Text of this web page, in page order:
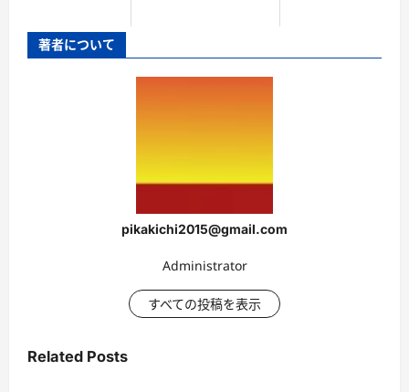
著者について
pikakichi2015@gmail.com
Administrator
すべての投稿を表示
Related Posts